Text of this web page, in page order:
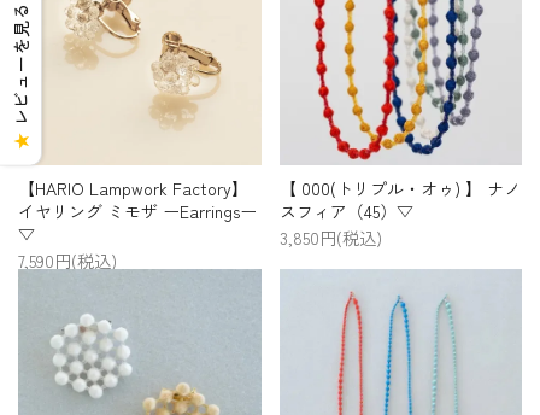
【HARIO Lampwork Factory】
イヤリング ミモザ ーEarringsー
▽
7,590円(税込)
【 000(トリプル・オゥ) 】 ナノ
スフィア（45）▽
3,850円(税込)
★
レビューを見る